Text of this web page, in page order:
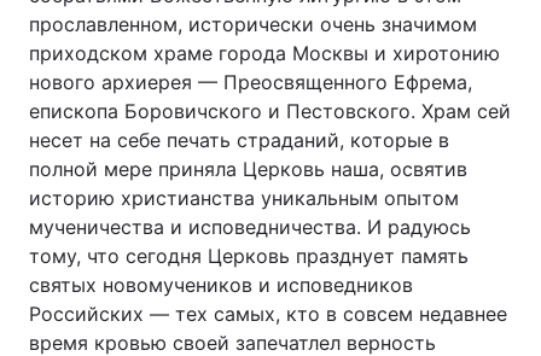
Відео з Youtube Статті
Інтерв'ю Думки
Архів Вакансії
Контакти
Послуги
прославленном, исторически очень значимом
приходском храме города Москвы и хиротонию
нового архиерея — Преосвященного Ефрема,
епископа Боровичского и Пестовского. Храм сей
несет на себе печать страданий, которые в
полной мере приняла Церковь наша, освятив
историю христианства уникальным опытом
мученичества и исповедничества. И радуюсь
тому, что сегодня Церковь празднует память
святых новомучеников и исповедников
Российских — тех самых, кто в совсем недавнее
время кровью своей запечатлел верность